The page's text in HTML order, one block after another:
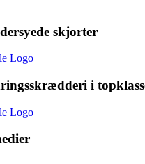
skjorter
i